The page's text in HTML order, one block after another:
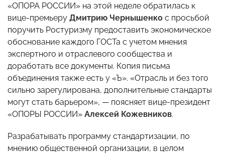
«ОПОРА РОССИИ» на этой неделе обратилась к
вице-премьеру Дмитрию Чернышенко с просьбой
поручить Ростуризму предоставить экономическое
обоснование каждого ГОСТа с учетом мнения
экспертного и отраслевого сообщества и
доработать все документы. Копия письма
объединения также есть у «Ъ». «Отрасль и без того
сильно зарегулирована, дополнительные стандарты
могут стать барьером», — поясняет вице-президент
«ОПОРЫ РОССИИ» Алексей Кожевников.
Разрабатывать программу стандартизации, по
мнению общественной организации, в целом